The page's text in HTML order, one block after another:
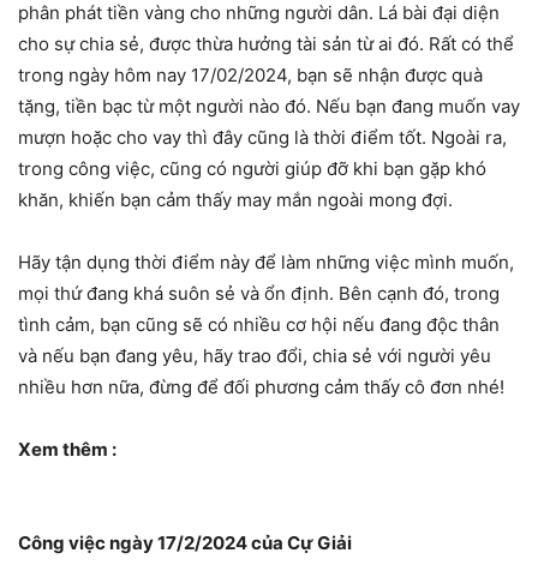
phân phát tiền vàng cho những người dân. Lá bài đại diện
cho sự chia sẻ, được thừa hưởng tài sản từ ai đó. Rất có thể
trong ngày hôm nay 17/02/2024, bạn sẽ nhận được quà
tặng, tiền bạc từ một người nào đó. Nếu bạn đang muốn vay
mượn hoặc cho vay thì đây cũng là thời điểm tốt. Ngoài ra,
trong công việc, cũng có người giúp đỡ khi bạn gặp khó
khăn, khiến bạn cảm thấy may mắn ngoài mong đợi.
Hãy tận dụng thời điểm này để làm những việc mình muốn,
mọi thứ đang khá suôn sẻ và ổn định. Bên cạnh đó, trong
tình cảm, bạn cũng sẽ có nhiều cơ hội nếu đang độc thân
và nếu bạn đang yêu, hãy trao đổi, chia sẻ với người yêu
nhiều hơn nữa, đừng để đối phương cảm thấy cô đơn nhé!
Xem thêm :
Công việc ngày 17/2/2024 của Cự Giải